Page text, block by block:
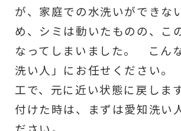
が、家庭での水洗いができな
め、シミは動いたものの、こ
なってしまいました。 こん
洗い人」にお任せください
工で、元に近い状態に戻し
付けた時は、まずは愛知洗い